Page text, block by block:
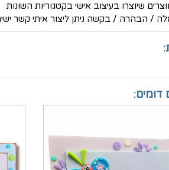
שיוצרו בעיצוב אישי בקטגוריות השונות
הבהרה / בקשה ניתן ליצור איתי קשר ישירות
דומים: